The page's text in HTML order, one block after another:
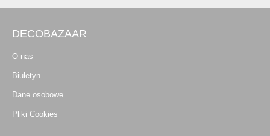
DECOBAZAAR
O nas
Biuletyn
Dane osobowe
Pliki Cookies